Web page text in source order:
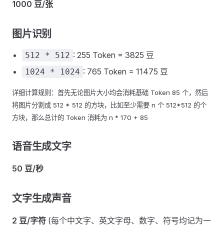
1000 豆/张
图片识别
512 * 512 : 255 Token = 3825 豆
1024 * 1024 : 765 Token = 11475 豆
详细计算规则：首先无论图片大小均会消耗基础 Token 85 个，然后
将图片分割成 512 * 512 的方块，比如至少需要 n 个 512*512 的个
方块，那么总计的 Token 消耗为 n * 170 + 85
语音生成文字
50 豆/秒
文字生成声音
2 豆/字符 (每个中文字、英文字母、数字、符号均记为一